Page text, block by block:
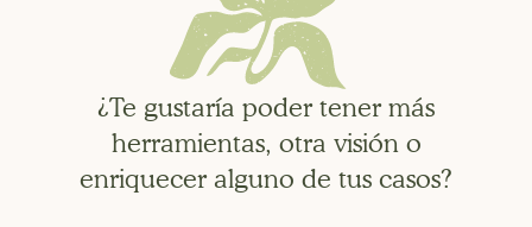
¿Te gustaría poder tener más
herramientas, otra visión o
enriquecer alguno de tus casos?